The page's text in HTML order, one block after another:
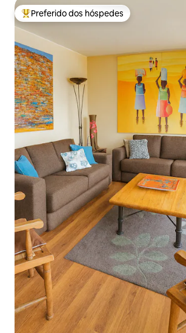
Entre os melhores preferidos dos hóspedes
Preferido dos hóspedes